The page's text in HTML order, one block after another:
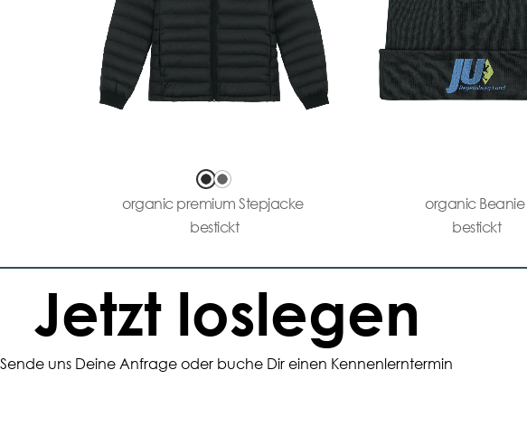
organic premium Stepjacke
bestickt
organic Beanie
bestickt
Jetzt loslegen
Sende uns Deine Anfrage oder buche Dir einen Kennenlerntermin